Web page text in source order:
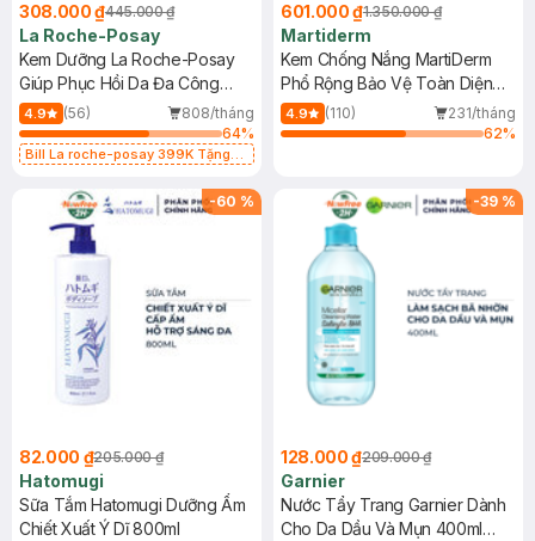
308.000 ₫445.000 ₫
La Roche-Posay
Kem Dưỡng La Roche-Posay
Giúp Phục Hồi Da Đa Công
Dụng 40ml
4.9 (56)
808/tháng
64%
Bill La roche-posay 399K Tặng
(SL có hạn)
601.000 ₫1.350.000 ₫
Martiderm
Kem Chống Nắng MartiDerm
Phổ Rộng Bảo Vệ Toàn Diện
40ml
4.9 (110)
231/tháng
62%
-60 %
82.000 ₫205.000 ₫
Hatomugi
Sữa Tắm Hatomugi Dưỡng Ẩm
Chiết Xuất Ý Dĩ 800ml
-39 %
128.000 ₫209.000 ₫
Garnier
Nước Tẩy Trang Garnier Dành
Cho Da Dầu Và Mụn 400ml